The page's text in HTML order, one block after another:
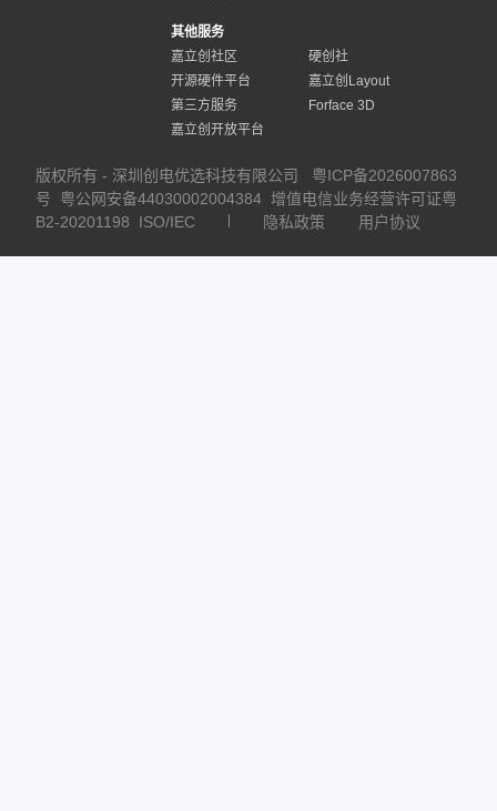
其他服务
嘉立创社区
硬创社
开源硬件平台
嘉立创Layout
第三方服务
Forface 3D
嘉立创开放平台
版权所有 - 深圳创电优选科技有限公司
粤ICP备2026007863
号
粤公网安备44030002004384 增值电信业务经营许可证粤
B2-20201198
ISO/IEC 隐私政策 用户协议